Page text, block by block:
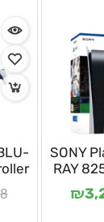
SONY
RAY
+ ₪